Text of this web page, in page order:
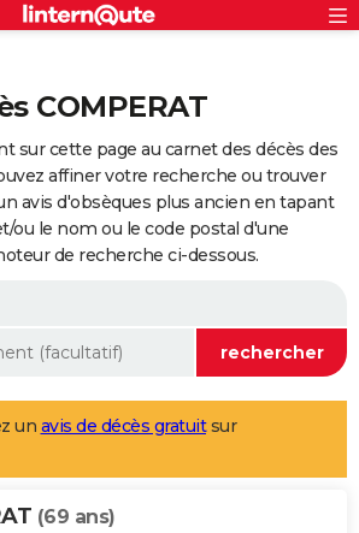
COMPERAT
sur cette page au carnet des décès des
affiner votre recherche ou trouver
avis d'obsèques plus ancien en tapant
ou le nom ou le code postal d'une
de recherche ci-dessous.
un avis de décès gratuitsur
(69 ans)